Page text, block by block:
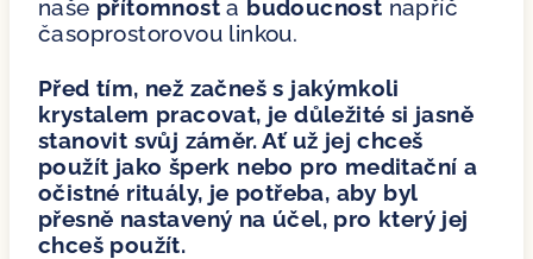
naše přítomnost a budoucnost napříč
časoprostorovou linkou.
Před tím, než začneš s jakýmkoli
krystalem pracovat, je důležité si jasně
stanovit svůj záměr. Ať už jej chceš
použít jako šperk nebo pro meditační a
očistné rituály, je potřeba, aby byl
přesně nastavený na účel, pro který jej
chceš použít.